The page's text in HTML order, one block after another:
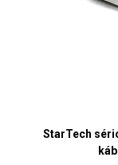
StarTech